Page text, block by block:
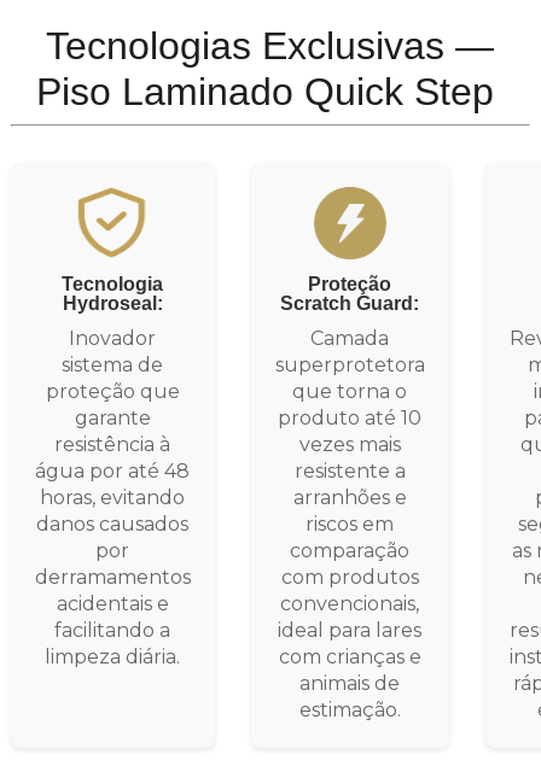
Tecnologias Exclusivas —
Piso Laminado Quick Step
Tecnologia
Hydroseal:
Inovador
sistema de
proteção que
garante
resistência à
gua por até 48
horas, evitando
danos causados
por
derramamentos
acidentais e
facilitando a
limpeza diária.
Proteção
Scratch Guard:
Camada
superprotetora
que torna o
produto até 10
vezes mais
resistente a
arranhões e
riscos em
comparação
com produtos
convencionais,
ideal para lares
com crianças e
animais de
estimação.
as